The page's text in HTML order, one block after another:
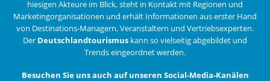
hiesigen Akteure im Blick, steht in Kontakt mit Regionen und
Marketingorganisationen und erhält Informationen aus erster Hand
von Destinations-Managern, Veranstaltern und Vertriebsexperten.
Der Deutschlandtourismus kann so vielseitig abgebildet und
Trends eingeordnet werden.
Besuchen Sie uns auch auf unseren Social-Media-Kanälen